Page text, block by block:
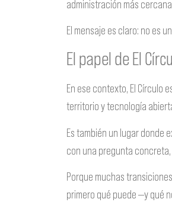
administración más
El mensaje es claro: no es
El papel de El
En ese contexto, El Círculo
territorio y tecnología
Es también un lugar donde
con una pregunta
Porque muchas
primero qué puede —y qué